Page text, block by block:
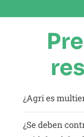
¿Agri es
¿Se deben